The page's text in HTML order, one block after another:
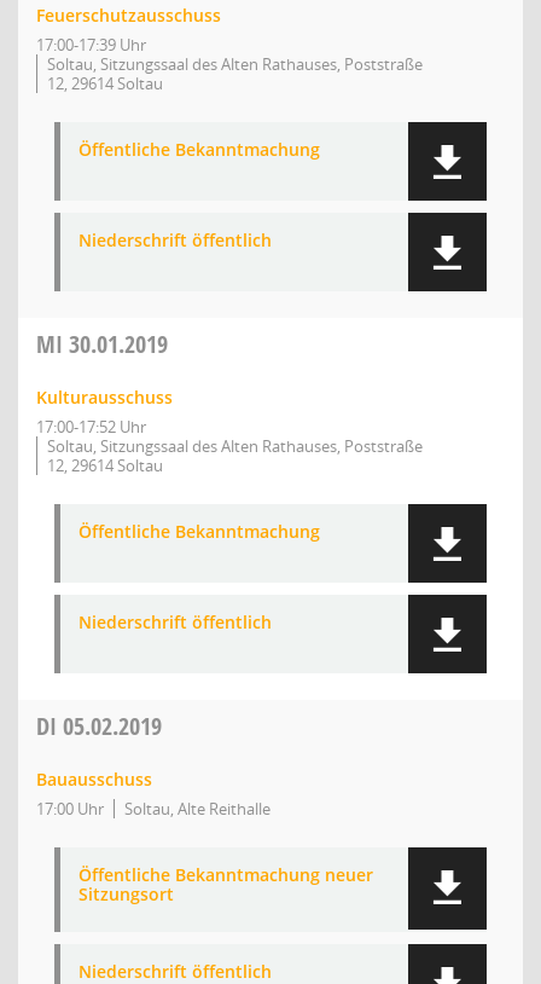
Feuerschutzausschuss
17:00-17:39 Uhr
Soltau, Sitzungssaal des Alten Rathauses, Poststraße
12, 29614 Soltau
Öffentliche Bekanntmachung
Niederschrift öffentlich
MI 30.01.2019
Kulturausschuss
17:00-17:52 Uhr
Soltau, Sitzungssaal des Alten Rathauses, Poststraße
12, 29614 Soltau
Öffentliche Bekanntmachung
Niederschrift öffentlich
DI 05.02.2019
Bauausschuss
17:00 Uhr Soltau, Alte Reithalle
Öffentliche Bekanntmachung neuer
Sitzungsort
Niederschrift öffentlich